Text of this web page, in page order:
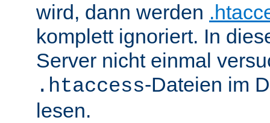
wird, dann werden
komplett ignoriert. In
Server nicht einmal
.htaccess-Dateien im
lesen.